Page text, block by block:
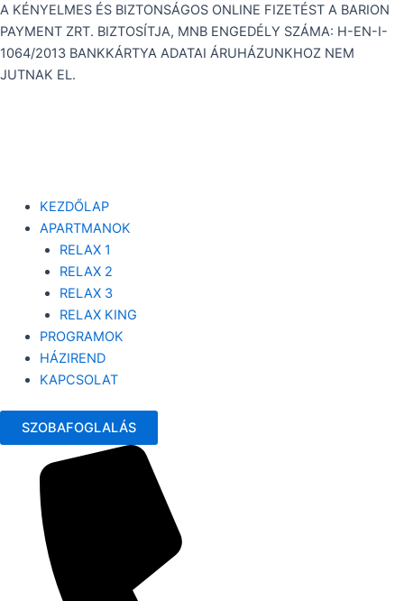
A KÉNYELMES ÉS BIZTONSÁGOS ONLINE FIZETÉST A BARION
PAYMENT ZRT. BIZTOSÍTJA, MNB ENGEDÉLY SZÁMA: H-EN-I-
1064/2013 BANKKÁRTYA ADATAI ÁRUHÁZUNKHOZ NEM
JUTNAK EL.
KEZDŐLAP
APARTMANOK
RELAX 1
RELAX 2
RELAX 3
RELAX KING
PROGRAMOK
HÁZIREND
KAPCSOLAT
SZOBAFOGLALÁS